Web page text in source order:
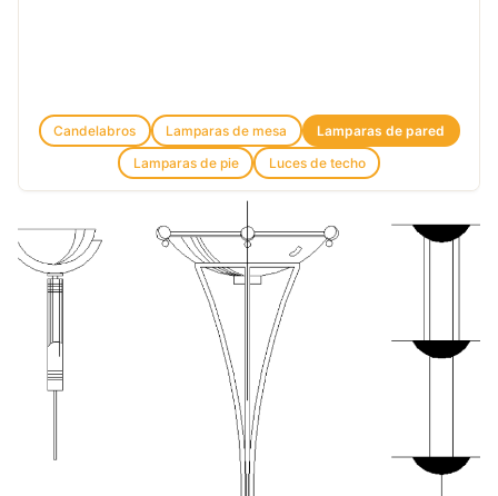
Candelabros Lamparas de mesa
Lamparas de pared
Lamparas de pie
Luces de techo